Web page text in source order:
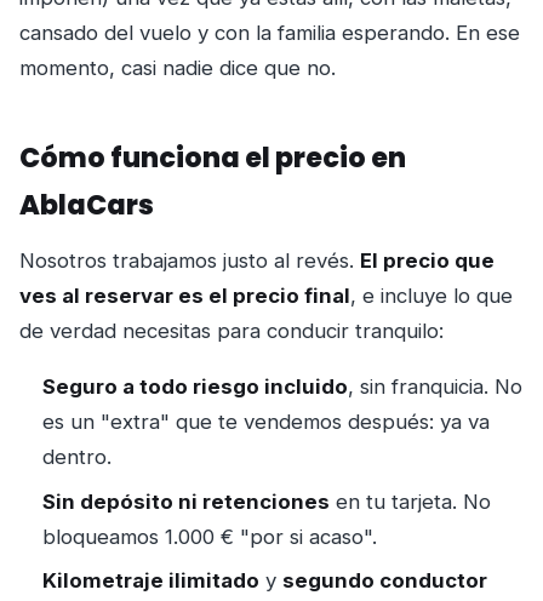
cansado del vuelo y con la familia esperando. En ese
momento, casi nadie dice que no.
Cómo funciona el precio en
AblaCars
Nosotros trabajamos justo al revés. El precio que
ves al reservar es el precio final, e incluye lo que
de verdad necesitas para conducir tranquilo:
Seguro a todo riesgo incluido, sin franquicia. No
es un "extra" que te vendemos después: ya va
dentro.
Sin depósito ni retenciones en tu tarjeta. No
bloqueamos 1.000 € "por si acaso".
Kilometraje ilimitado y segundo conductor